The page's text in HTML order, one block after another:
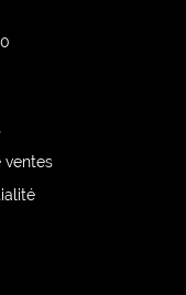
ventes